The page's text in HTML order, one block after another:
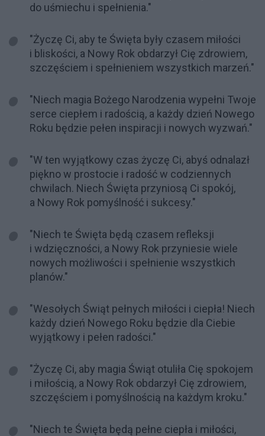
do uśmiechu i spełnienia."
"Życzę Ci, aby te Święta były czasem miłości
i bliskości, a Nowy Rok obdarzył Cię zdrowiem,
szczęściem i spełnieniem wszystkich marzeń."
"Niech magia Bożego Narodzenia wypełni Twoje
serce ciepłem i radością, a każdy dzień Nowego
Roku będzie pełen inspiracji i nowych wyzwań."
"W ten wyjątkowy czas życzę Ci, abyś odnalazł
piękno w prostocie i radość w codziennych
chwilach. Niech Święta przyniosą Ci spokój,
a Nowy Rok pomyślność i sukcesy."
"Niech te Święta będą czasem refleksji
i wdzięczności, a Nowy Rok przyniesie wiele
nowych możliwości i spełnienie wszystkich
planów."
"Wesołych Świąt pełnych miłości i ciepła! Niech
każdy dzień Nowego Roku będzie dla Ciebie
wyjątkowy i pełen radości."
"Życzę Ci, aby magia Świąt otuliła Cię spokojem
i miłością, a Nowy Rok obdarzył Cię zdrowiem,
szczęściem i pomyślnością na każdym kroku."
"Niech te Święta będą pełne ciepła i miłości,